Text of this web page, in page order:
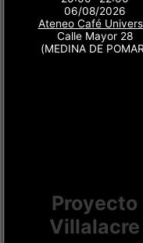
06/08/2026
Ateneo Café
Calle Mayor 28
(MEDINA DE
Proyecto
Villalacre